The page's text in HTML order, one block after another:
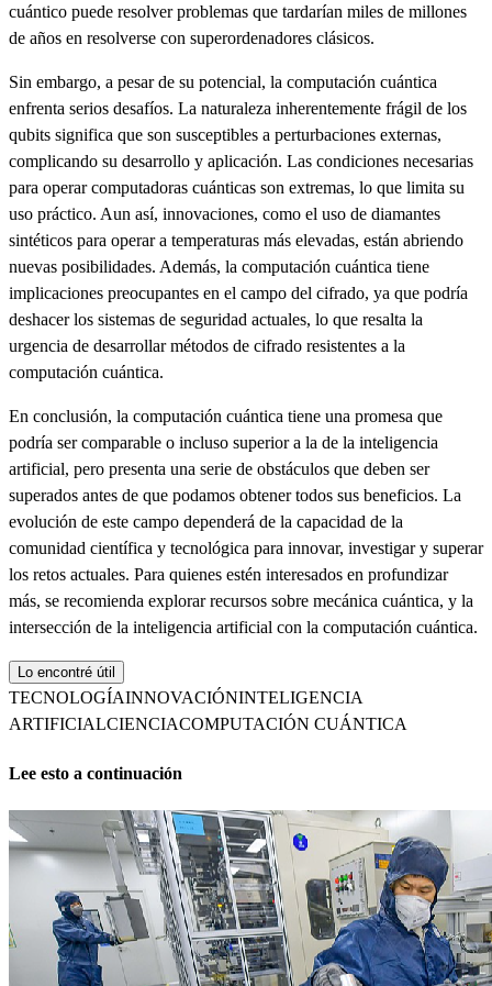
cuántico puede resolver problemas que tardarían miles de millones
de años en resolverse con superordenadores clásicos.
Sin embargo, a pesar de su potencial, la computación cuántica
enfrenta serios desafíos. La naturaleza inherentemente frágil de los
qubits significa que son susceptibles a perturbaciones externas,
complicando su desarrollo y aplicación. Las condiciones necesarias
para operar computadoras cuánticas son extremas, lo que limita su
uso práctico. Aun así, innovaciones, como el uso de diamantes
sintéticos para operar a temperaturas más elevadas, están abriendo
nuevas posibilidades. Además, la computación cuántica tiene
implicaciones preocupantes en el campo del cifrado, ya que podría
deshacer los sistemas de seguridad actuales, lo que resalta la
urgencia de desarrollar métodos de cifrado resistentes a la
computación cuántica.
En conclusión, la computación cuántica tiene una promesa que
podría ser comparable o incluso superior a la de la inteligencia
artificial, pero presenta una serie de obstáculos que deben ser
superados antes de que podamos obtener todos sus beneficios. La
evolución de este campo dependerá de la capacidad de la
comunidad científica y tecnológica para innovar, investigar y superar
los retos actuales. Para quienes estén interesados en profundizar
más, se recomienda explorar recursos sobre mecánica cuántica, y la
intersección de la inteligencia artificial con la computación cuántica.
Lo encontré útil
TECNOLOGÍAINNOVACIÓNINTELIGENCIA
ARTIFICIALCIENCIACOMPUTACIÓN CUÁNTICA
Lee esto a continuación